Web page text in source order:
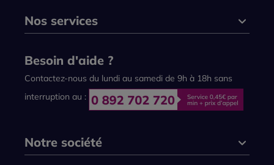
Nos services
Besoin d'aide ?
Contactez-nous du lundi au samedi de 9h à 18h sans
interruption au :
Notre société